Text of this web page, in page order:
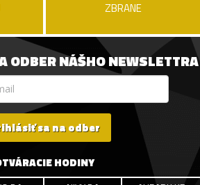
ZBRANE
ODBER NÁŠHO NEWSLETTRA
sa na odber
HODINY